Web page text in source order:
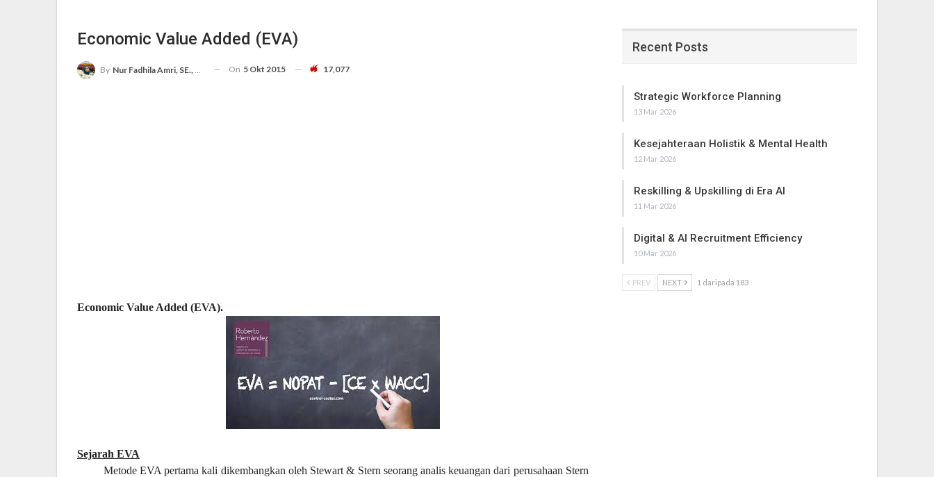
Economic Value Added (EVA)
By Nur Fadhila Amri, SE., Ak., M.Si On 5 Okt 2015 17,077
Economic Value Added (EVA).
Sejarah EVA
Metode EVA pertama kali dikembangkan oleh Stewart & Stern seorang analis keuangan dari perusahaan Stern
Recent Posts
Strategic Workforce Planning
13 Mar 2026
Kesejahteraan Holistik & Mental Health
12 Mar 2026
Reskilling & Upskilling di Era AI
11 Mar 2026
Digital & AI Recruitment Efficiency
10 Mar 2026
PREV NEXT 1 daripada 183